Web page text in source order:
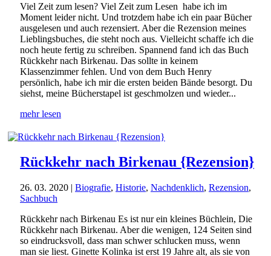
Viel Zeit zum lesen? Viel Zeit zum Lesen habe ich im
Moment leider nicht. Und trotzdem habe ich ein paar Bücher
ausgelesen und auch rezensiert. Aber die Rezension meines
Lieblingsbuches, die steht noch aus. Vielleicht schaffe ich die
noch heute fertig zu schreiben. Spannend fand ich das Buch
Rückkehr nach Birkenau. Das sollte in keinem
Klassenzimmer fehlen. Und von dem Buch Henry
persönlich, habe ich mir die ersten beiden Bände besorgt. Du
siehst, meine Bücherstapel ist geschmolzen und wieder...
mehr lesen
Rückkehr nach Birkenau {Rezension}
26. 03. 2020 | Biografie, Historie, Nachdenklich, Rezension,
Sachbuch
Rückkehr nach Birkenau Es ist nur ein kleines Büchlein, Die
Rückkehr nach Birkenau. Aber die wenigen, 124 Seiten sind
so eindrucksvoll, dass man schwer schlucken muss, wenn
man sie liest. Ginette Kolinka ist erst 19 Jahre alt, als sie von